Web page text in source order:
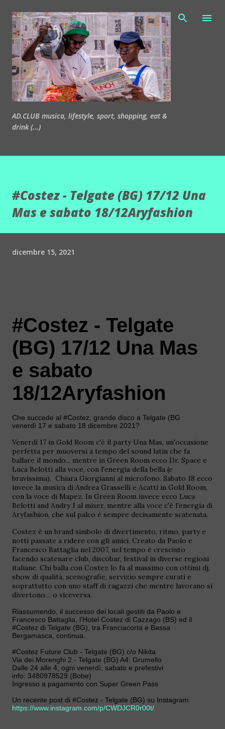
Passa ai contenuti principali
AD.CLUB musica, lifestyle, sport, shopping, eat &
drink (...)
#Costez - Telgate (BG) 17/12 Una
Mas e sabato 18/12Aryfashion
dicembre 15, 2021
#Costez - Telgate
(BG) 17/12 Una Mas
e sabato
18/12Aryfashion
Che succede al #Costez, grande disco a Telgate (BG
venerdì 17 e sabato 18 dicembre 2021?
Venerdì 17 in Gold Room c'è il party Una Mas, un'occasione
perfetta per muoversi a tempo del sound latin che fa
ballare il mondo... mentre in Green Room ecco Dr. Space e
Luca Belotti alla voce, con l'energia della bella (e
bravissima). Chiara Giorgianni al microfono. Sabato 18 ecco
invece la musica di Andrea Grasselli e Acatti in Gold Room,
con la voce di Mapez. In Green Room invece ecco Luca
Belotti and Andry J al mixer, mentre alla voce c'è l'energia di
Aryfashion, che sul palco è sempre decisamente scatenata.
Costez è un brand simbolo di divertimento, ritmo, party e
notti passate a ridere con gli amici. Creato da Paolo e
Francesco Battaglia nel 2007, nel tempo è cresciuto
facendo scatenare club, discobar, festival in diverse regioni
italiane. Chi balla con Costez lo fa al massimo con ottimi dj,
show di qualità, scenografie, servizio sempre curati e
soprattutto con uno staff di ragazzi che mentre lavorano si
divertono… o viceversa.
Riassumendo, il successo dei locali gestiti da Paolo e
Francesco Battaglia, l'Hotel Costez di Cazzago (BS) ed il
#Costez di Telgate (BG), tra Franciacorta e Bassa
Bergamasca, continua.
#Costez Future Club - Telgate (BG) c/o Nikita
Via dei Morenghi 2 - Telgate (BG) A4: Grumello
Dalle 24 alle 4, ogni venerdì, sabato e prefestivi
info: 3480978529 (Bobe)
Ingresso a pagamento con Super Green Pass
Un recente post di #Costez - Telgate (BG) su Instagram
https://www.instagram.com/p/CWDJCR0r00t/